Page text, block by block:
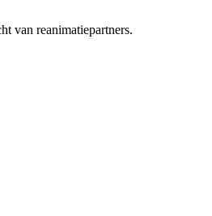
van reanimatiepartners.